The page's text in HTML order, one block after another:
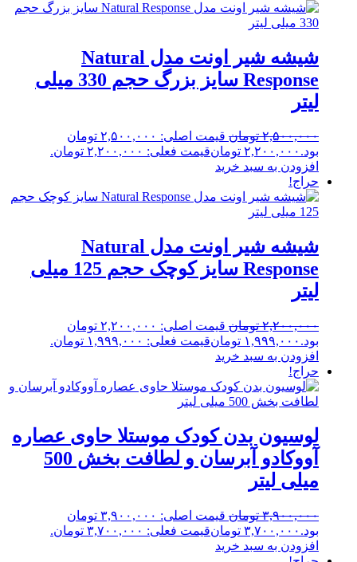
شیشه شیر اونت مدل Natural
Response سایز بزرگ حجم 330 میلی
لیتر
۲,۵۰۰,۰۰۰ تومان
قیمت اصلی: ۲,۵۰۰,۰۰۰ تومان
بود. ۲,۲۰۰,۰۰۰ تومانقیمت فعلی: ۲,۲۰۰,۰۰۰ تومان.
افزودن به سبد خرید
حراج!
شیشه شیر اونت مدل Natural
Response سایز کوچک حجم 125 میلی
لیتر
۲,۲۰۰,۰۰۰ تومان
قیمت اصلی: ۲,۲۰۰,۰۰۰ تومان
بود. ۱,۹۹۹,۰۰۰ تومانقیمت فعلی: ۱,۹۹۹,۰۰۰ تومان.
افزودن به سبد خرید
حراج!
لوسیون بدن کودک موستلا حاوی عصاره
آووکادو آبرسان و لطافت بخش 500
میلی لیتر
۳,۹۰۰,۰۰۰ تومان
قیمت اصلی: ۳,۹۰۰,۰۰۰ تومان
بود. ۳,۷۰۰,۰۰۰ تومانقیمت فعلی: ۳,۷۰۰,۰۰۰ تومان.
افزودن به سبد خرید